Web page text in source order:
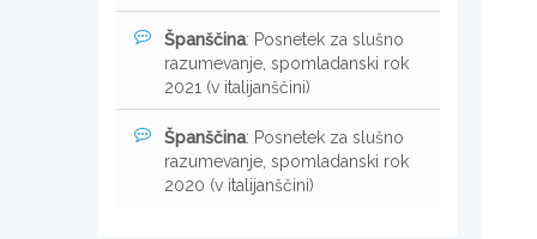
Španščina: Posnetek za slušno
razumevanje, spomladanski rok
2021 (v italijanščini)
Španščina: Posnetek za slušno
razumevanje, spomladanski rok
2020 (v italijanščini)